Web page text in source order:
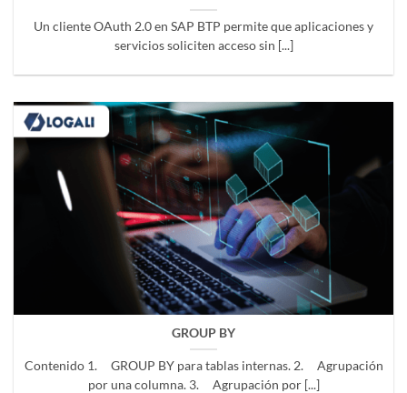
Un cliente OAuth 2.0 en SAP BTP permite que aplicaciones y
servicios soliciten acceso sin [...]
GROUP BY
Contenido 1. GROUP BY para tablas internas. 2. Agrupación
por una columna. 3. Agrupación por [...]